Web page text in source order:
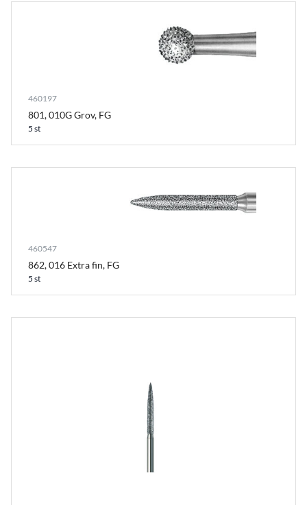
460197
801, 010G Grov, FG
5 st
460547
862, 016 Extra fin, FG
5 st